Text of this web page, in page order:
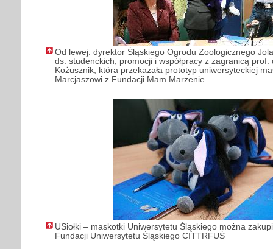
Od lewej: dyrektor Śląskiego Ogrodu Zoologicznego
ds. studenckich, promocji i współpracy z zagranicą
Kożusznik, która przekazała prototyp uniwersyteckiej
Marcjaszowi z Fundacji Mam Marzenie
USiołki – maskotki Uniwersytetu Śląskiego można
Fundacji Uniwersytetu Śląskiego CITTRFUŚ